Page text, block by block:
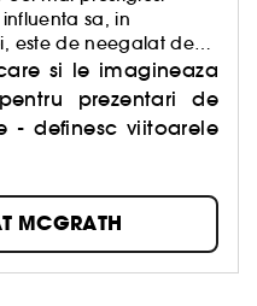
sa, in
este de neegalat de
si le imagineaza
prezentari de
- definesc viitoarele
MCGRATH